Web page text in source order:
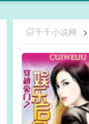
千千小说网 >